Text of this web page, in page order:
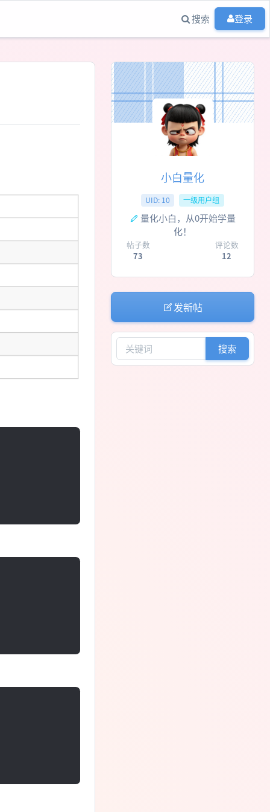
搜索 登录
小白量化
UID: 10 一级用户组
量化小白，从0开始学量
化！
帖子数
73
评论数
12
发新帖
搜索